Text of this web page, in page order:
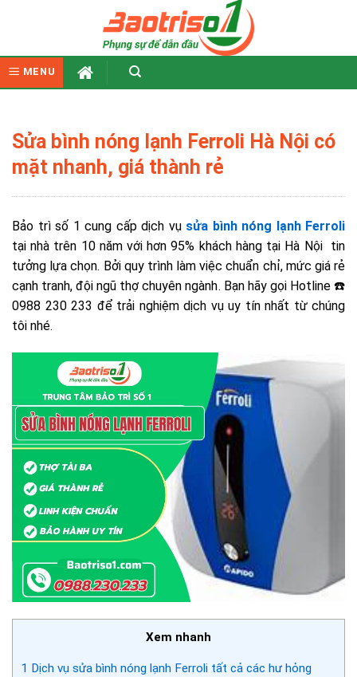
MENU
Sửa bình nóng lạnh Ferroli Hà Nội có
mặt nhanh, giá thành rẻ
Bảo trì số 1 cung cấp dịch vụ sửa bình nóng lạnh Ferroli
tại nhà trên 10 năm với hơn 95% khách hàng tại Hà Nội tin
tưởng lựa chọn. Bởi quy trình làm việc chuẩn chỉ, mức giá rẻ
cạnh tranh, đội ngũ thợ chuyên ngành. Bạn hãy gọi Hotline ☎️
0988 230 233 để trải nghiệm dịch vụ uy tín nhất từ chúng
tôi nhé.
Xem nhanh
1 Dịch vụ sửa bình nóng lạnh Ferroli tất cả các hư hỏng